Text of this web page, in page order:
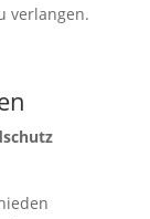
verlangen.